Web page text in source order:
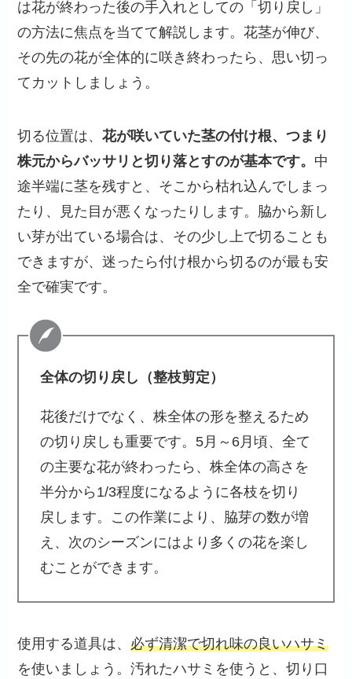
は花が終わった後の手入れとしての「切り戻し」
の方法に焦点を当てて解説します。花茎が伸び、
その先の花が全体的に咲き終わったら、思い切っ
てカットしましょう。
切る位置は、花が咲いていた茎の付け根、つまり
株元からバッサリと切り落とすのが基本です。 中
途半端に茎を残すと、そこから枯れ込んでしまっ
たり、見た目が悪くなったりします。脇から新し
い芽が出ている場合は、その少し上で切ることも
できますが、迷ったら付け根から切るのが最も安
全で確実です。
全体の切り戻し（整枝剪定）
花後だけでなく、株全体の形を整えるため
の切り戻しも重要です。5月～6月頃、全て
の主要な花が終わったら、株全体の高さを
半分から1/3程度になるように各枝を切り
戻します。この作業により、脇芽の数が増
え、次のシーズンにはより多くの花を楽し
むことができます。
使用する道具は、必ず清潔で切れ味の良いハサミ
を使いましょう。汚れたハサミを使うと、切り口